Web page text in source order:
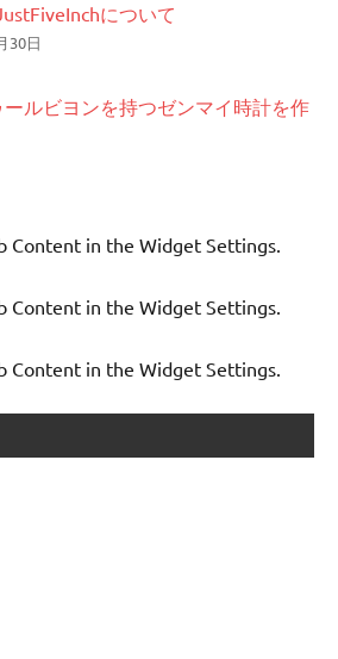
について
30日
ールビヨンを持つゼンマイ時計を作
Content in the Widget Settings.
Content in the Widget Settings.
Content in the Widget Settings.